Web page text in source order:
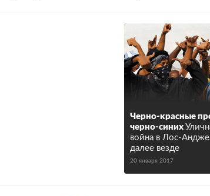
Черно-красные
черно-синих
война в Лос-
далее везде
20 января 2017